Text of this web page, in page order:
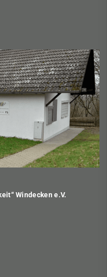
Windecken e.V.